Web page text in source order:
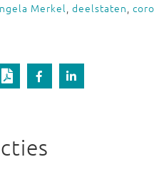
Merkel, deelstaten,